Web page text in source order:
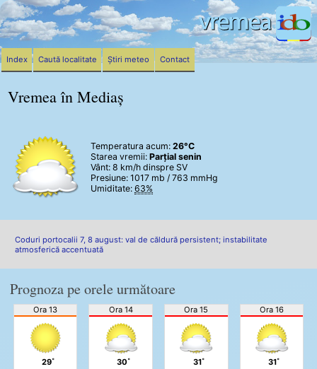
Vremea în Mediaș
Temperatura acum: 26°C
Starea vremii: Parțial senin
Vânt: 8 km/h dinspre SV
Presiune: 1017 mb / 763 mmHg
Umiditate: 63%
Coduri portocalii 7, 8 august: val de căldură persistent; instabilitate
atmosferică accentuată
Prognoza pe orele următoare
Ora 13
29˚
Ora 14
30˚
Ora 15
31˚
Ora 16
31˚
Index Caută localitate Știri meteo Contact